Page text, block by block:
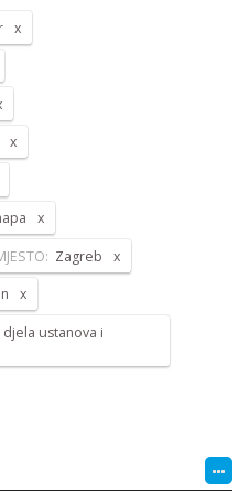
Zagreb
ustanova i